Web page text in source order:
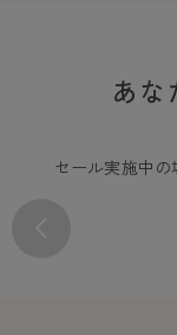
あな
セール実施中の